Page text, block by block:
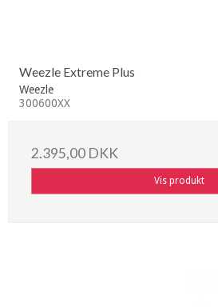
Weezle Extreme Plus
Weezle
300600XX
2.395,00 DKK
Vis produkt